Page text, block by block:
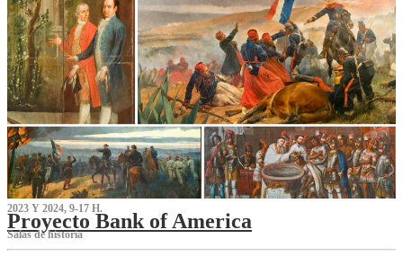
2023 Y 2024, 9-17 H.
Proyecto Bank of America
S‌alas de historia